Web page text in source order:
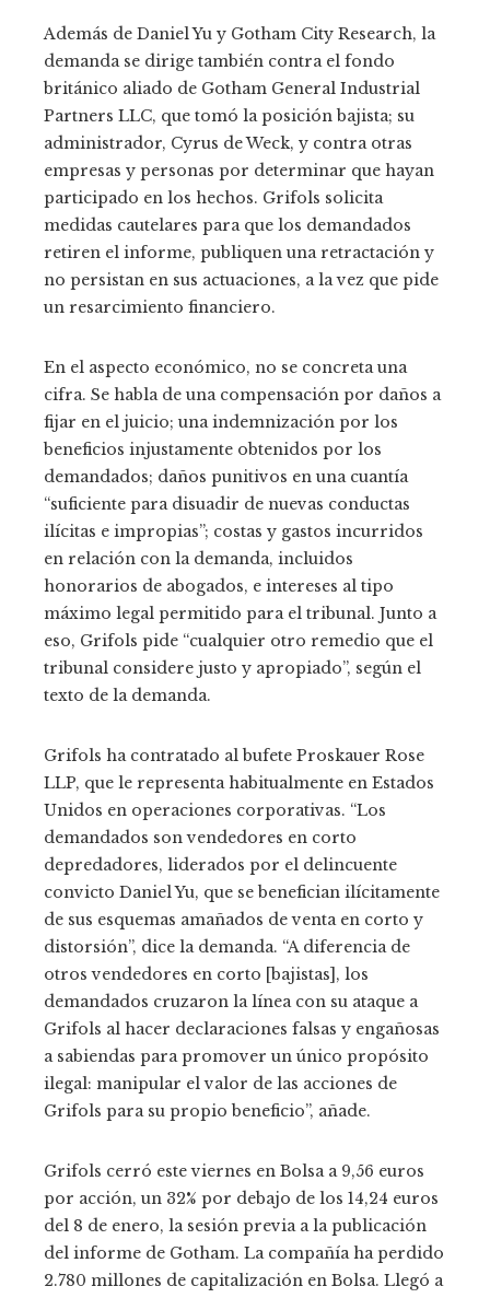
Además de Daniel Yu y Gotham City Research, la
demanda se dirige también contra el fondo
británico aliado de Gotham General Industrial
Partners LLC, que tomó la posición bajista; su
administrador, Cyrus de Weck, y contra otras
empresas y personas por determinar que hayan
participado en los hechos. Grifols solicita
medidas cautelares para que los demandados
retiren el informe, publiquen una retractación y
no persistan en sus actuaciones, a la vez que pide
un resarcimiento financiero.
En el aspecto económico, no se concreta una
cifra. Se habla de una compensación por daños a
fijar en el juicio; una indemnización por los
beneficios injustamente obtenidos por los
demandados; daños punitivos en una cuantía
“suficiente para disuadir de nuevas conductas
ilícitas e impropias”; costas y gastos incurridos
en relación con la demanda, incluidos
honorarios de abogados, e intereses al tipo
máximo legal permitido para el tribunal. Junto a
eso, Grifols pide “cualquier otro remedio que el
tribunal considere justo y apropiado”, según el
texto de la demanda.
Grifols ha contratado al bufete Proskauer Rose
LLP, que le representa habitualmente en Estados
Unidos en operaciones corporativas. “Los
demandados son vendedores en corto
depredadores, liderados por el delincuente
convicto Daniel Yu, que se benefician ilícitamente
de sus esquemas amañados de venta en corto y
distorsión”, dice la demanda. “A diferencia de
otros vendedores en corto [bajistas], los
demandados cruzaron la línea con su ataque a
Grifols al hacer declaraciones falsas y engañosas
a sabiendas para promover un único propósito
ilegal: manipular el valor de las acciones de
Grifols para su propio beneficio”, añade.
Grifols cerró este viernes en Bolsa a 9,56 euros
por acción, un 32% por debajo de los 14,24 euros
del 8 de enero, la sesión previa a la publicación
del informe de Gotham. La compañía ha perdido
2.780 millones de capitalización en Bolsa. Llegó a